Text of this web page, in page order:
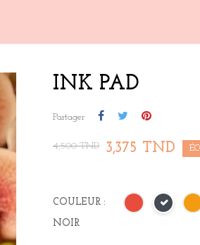
INK PAD
Partager
4,500 TND 3,375 TND
COULEUR :
NOIR